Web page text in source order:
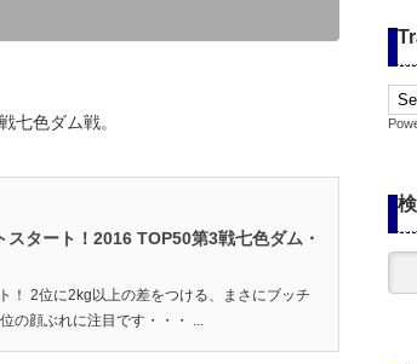
七色ダム戦。
タート！2016 TOP50第3戦七色ダム・
！ 2位に2kg以上の差をつける、まさにブッチ
の顔ぶれに注目です・・・ ...